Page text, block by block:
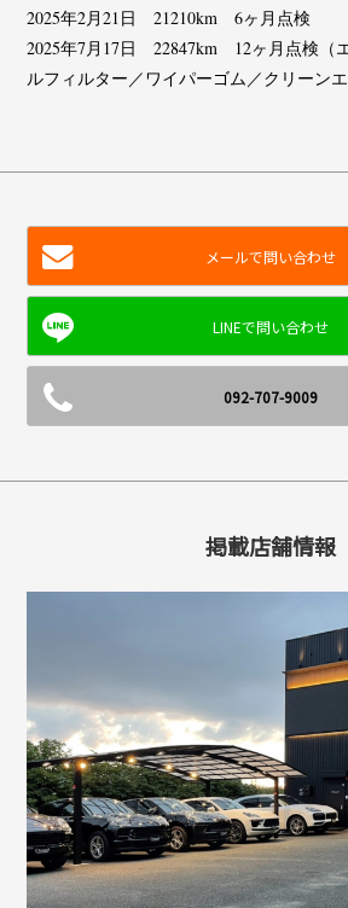
2025年2月21日 21210km 6ヶ月点検
2025年7月17日 22847km 12ヶ月点検（
ルフィルター／ワイパーゴム／クリーン
メールで問い合わせ
092-707-9009
掲載店舗情報